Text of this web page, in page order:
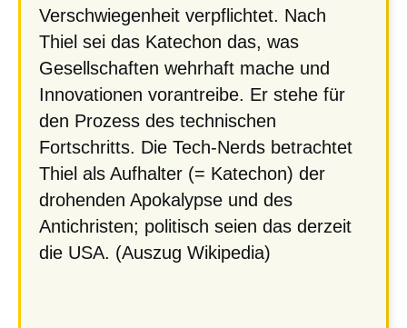
Verschwiegenheit verpflichtet. Nach
Thiel sei das Katechon das, was
Gesellschaften wehrhaft mache und
Innovationen vorantreibe. Er stehe für
den Prozess des technischen
Fortschritts. Die Tech-Nerds betrachtet
Thiel als Aufhalter (= Katechon) der
drohenden Apokalypse und des
Antichristen; politisch seien das derzeit
die USA. (Auszug Wikipedia)